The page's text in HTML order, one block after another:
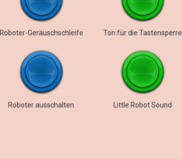
Roboter-Geräuschschleife Ton für die Tastensperre
Roboter ausschalten Little Robot Sound